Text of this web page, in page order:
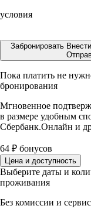
условия
Забронировать
Пока платить не
бронирования
Мгновенное
в размере удобным
Сбербанк.Онлайн и
64 ₽ бонусов
Цена и доступность
Выберите даты и
проживания
Без комиссии и